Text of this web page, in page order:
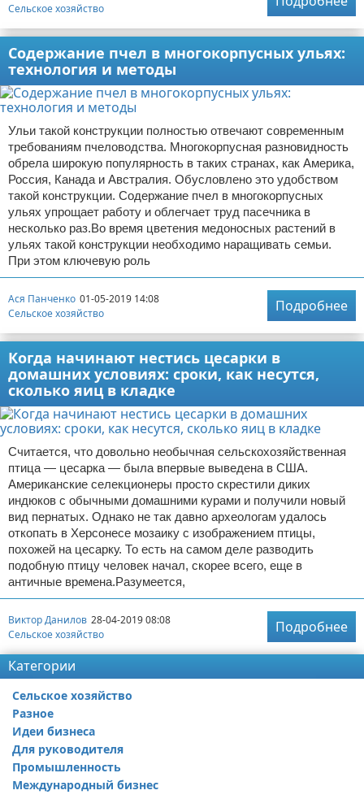
Сельское хозяйство
Содержание пчел в многокорпусных ульях:
технология и методы
Ульи такой конструкции полностью отвечают современным
требованиям пчеловодства. Многокорпусная разновидность
обрела широкую популярность в таких странах, как Америка,
Россия, Канада и Австралия. Обусловлено это удобством
такой конструкции. Содержание пчел в многокорпусных
ульях упрощает работу и облегчает труд пасечника в
несколько раз.Во время цветения медоносных растений в
ульях такой конструкции необходимо наращивать семьи.
При этом ключевую роль
Ася Панченко 01-05-2019 14:08
Сельское хозяйство
Подробнее
Когда начинают нестись цесарки в
домашних условиях: сроки, как несутся,
сколько яиц в кладке
Считается, что довольно необычная сельскохозяйственная
птица — цесарка — была впервые выведена в США.
Американские селекционеры просто скрестили диких
индюков с обычными домашними курами и получили новый
вид пернатых. Однако не так давно археологам удалось
откопать в Херсонесе мозаику с изображением птицы,
похожей на цесарку. То есть на самом деле разводить
подобную птицу человек начал, скорее всего, еще в
античные времена.Разумеется,
Виктор Данилов 28-04-2019 08:08
Сельское хозяйство
Подробнее
Категории
Сельское хозяйство
Разное
Идеи бизнеса
Для руководителя
Промышленность
Международный бизнес